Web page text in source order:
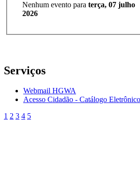
Nenhum evento para terça, 07 julho
2026
Serviços
Webmail HGWA
Acesso Cidadão - Catálogo
1 2 3 4 5